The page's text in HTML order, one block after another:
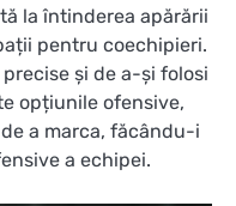
la întinderea apărării
pentru coechipieri.
și de a-și folosi
opțiunile ofensive,
a marca, făcându-i
a echipei.